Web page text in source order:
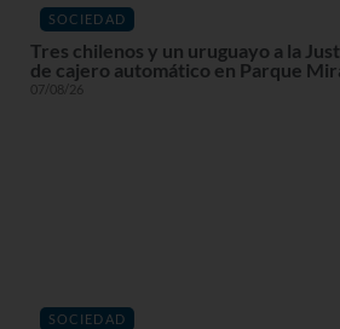
SOCIEDAD
Tres chilenos y un uruguayo a la
de cajero automático en Parque
07/08/26
SOCIEDAD